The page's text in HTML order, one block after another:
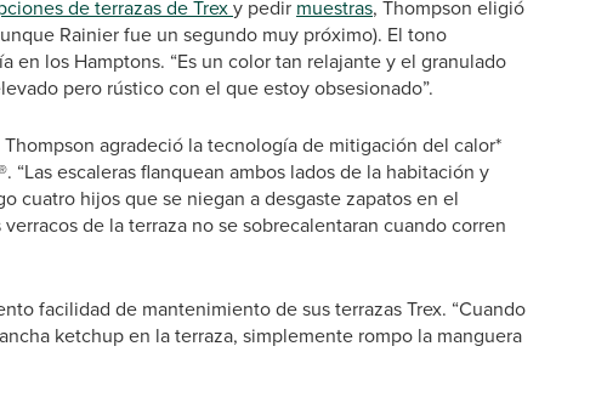
de terrazas de Trexy pedir muestras, Thompson eligió
Rainier fue un segundo muy próximo). El tono
en los Hamptons. “Es un color tan relajante y el granulado
pero rústico con el que estoy obsesionado”.
agradeció la tecnología de mitigación del calor*
“Las escaleras flanquean ambos lados de la habitación y
cuatro hijos que se niegan a desgaste zapatos en el
de la terraza no se sobrecalentaran cuando corren
facilidad de mantenimiento de sus terrazas Trex. “Cuando
ketchup en la terraza, simplemente rompo la manguera